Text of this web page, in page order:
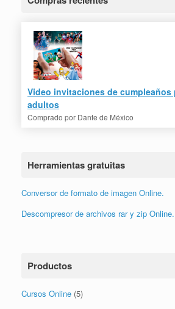
Video invitaciones de cumpleaños
adultos
Comprado por Dante de México
Herramientas gratuitas
Conversor de formato de imagen Online.
Descompresor de archivos rar y zip Online.
Productos
Cursos Online (5)